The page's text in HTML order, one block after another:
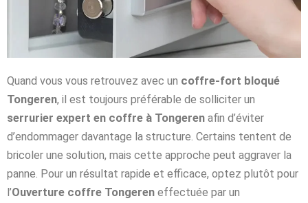
Quand vous vous retrouvez avec un coffre-fort bloqué
Tongeren, il est toujours préférable de solliciter un
serrurier expert en coffre à Tongeren afin d’éviter
d’endommager davantage la structure. Certains tentent de
bricoler une solution, mais cette approche peut aggraver la
panne. Pour un résultat rapide et efficace, optez plutôt pour
l’Ouverture coffre Tongeren effectuée par un